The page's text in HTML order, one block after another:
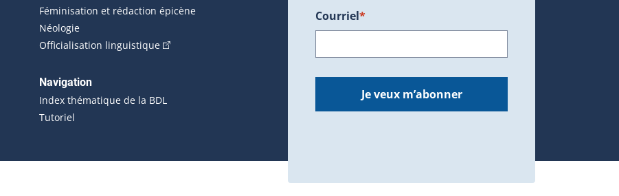
externe s'ouvrira dans une nouvelle fenêtre.)
dans une nouvelle fenêtre.)
s'ouvrira dans une nouvelle fenêtre.)
dans une nouvelle fenêtre.)
Féminisation et rédaction épicène
Néologie
Officialisation linguistique(Cet hyperlien externe s'ouvrira dans une nouvelle fenêtre.)
Navigation
Index thématique de la BDL
Tutoriel
Courriel*
Je veux m’abonner